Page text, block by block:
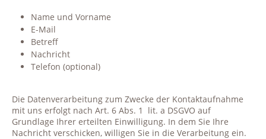
Name und Vorname
E-Mail
Betreff
Nachricht
Telefon (optional)
Die Datenverarbeitung zum Zwecke der Kontaktaufnahme
mit uns erfolgt nach Art. 6 Abs. 1
lit. a DSGVO auf
Grundlage Ihrer erteilten Einwilligung. In dem Sie Ihre
Nachricht verschicken, willigen Sie in die Verarbeitung ein.